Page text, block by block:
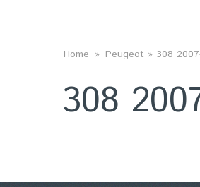
ВЫ ЗДЕСЬ
Home » Peugeot » 308
308